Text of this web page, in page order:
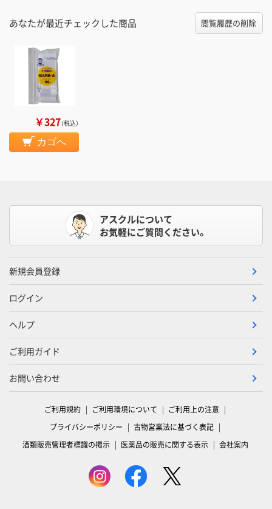
あなたが最近チェックした商品 閲覧履歴の削除
￥327（税込）
カゴへ
アスクルについて
お気軽にご質問ください。
新規会員登録
ログイン
ヘルプ
ご利用ガイド
お問い合わせ
ご利用規約 ご利用環境について
ご利用上の注意
プライバシーポリシー
古物営業法に基づく表記
酒類販売管理者標識の掲示
医薬品の販売に関する表示 会社案内